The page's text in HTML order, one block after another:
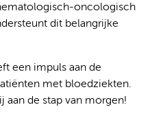
oncologisch
dit belangrijke
een impuls aan de
met bloedziekten.
aan de stap van morgen!